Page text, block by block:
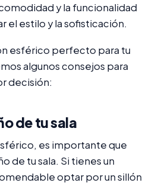
y la funcionalidad
el estilo y la sofisticación.
esférico perfecto para tu
algunos consejos para
decisión:
de tu sala
es importante que
de tu sala. Si tienes un
optar por un sillón